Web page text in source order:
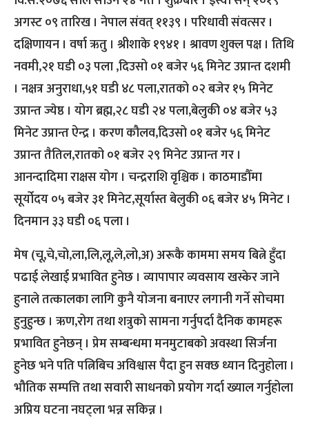
अगस्ट ०९ तारिख । नेपाल संवत् ११३९ । परिधावी संवत्सर ।
दक्षिणायन । वर्षा ऋतु । श्रीशाके १९४१ । श्रावण शुक्ल पक्ष । तिथि
नवमी,२१ घडी ०३ पला ,दिउसो ०१ बजेर ५६ मिनेट उप्रान्त दशमी
। नक्षत्र अनुराधा,५१ घडी ४८ पला,रातको ०२ बजेर १५ मिनेट
उप्रान्त ज्येष्ठ । योग ब्रह्म,२८ घडी २४ पला,बेलुकी ०४ बजेर ५३
मिनेट उप्रान्त ऐन्द्र । करण कौलव,दिउसो ०१ बजेर ५६ मिनेट
उप्रान्त तैतिल,रातको ०१ बजेर २९ मिनेट उप्रान्त गर ।
आनन्दादिमा राक्षस योग । चन्द्रराशि वृश्चिक । काठमाडौँमा
सूर्योदय ०५ बजेर ३१ मिनेट,सूर्यास्त बेलुकी ०६ बजेर ४५ मिनेट ।
दिनमान ३३ घडी ०६ पला ।
मेष (चू,चे,चो,ला,लि,लू,ले,लो,अ) अरूकै काममा समय बित्ने हुँदा
पढाई लेखाई प्रभावित हुनेछ । व्यापापार व्यवसाय खस्केर जाने
हुनाले तत्कालका लागि कुनै योजना बनाएर लगानी गर्ने सोचमा
हुनुहुन्छ । ऋण,रोग तथा शत्रुको सामना गर्नुपर्दा दैनिक कामहरू
प्रभावित हुनेछन् । प्रेम सम्बन्धमा मनमुटाबको अवस्था सिर्जना
हुनेछ भने पति पत्निबिच अविश्वास पैदा हुन सक्छ ध्यान दिनुहोला ।
भौतिक सम्पत्ति तथा सवारी साधनको प्रयोग गर्दा ख्याल गर्नुहोला
अप्रिय घटना नघट्ला भन्न सकिन्न ।